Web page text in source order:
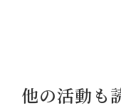
他の活動も